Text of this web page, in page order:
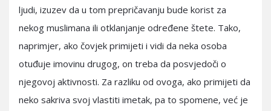
ljudi, izuzev da u tom prepričavanju bude korist za
nekog muslimana ili otklanjanje određene štete. Tako,
naprimjer, ako čovjek primijeti i vidi da neka osoba
otuđuje imovinu drugog, on treba da posvjedoči o
njegovoj aktivnosti. Za razliku od ovoga, ako primijeti da
neko sakriva svoj vlastiti imetak, pa to spomene, već je